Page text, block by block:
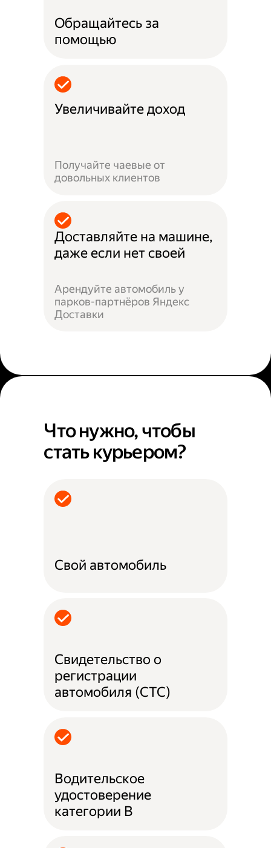
Обращайтесь за
помощью
Увеличивайте доход
Получайте чаевые от
довольных клиентов
Доставляйте на машине,
даже если нет своей
Арендуйте автомобиль у
парков-партнёров Яндекс
Доставки
Что нужно, чтобы
стать курьером?
Свой автомобиль
Свидетельство о
регистрации
автомобиля (СТС)
Водительское
удостоверение
категории B